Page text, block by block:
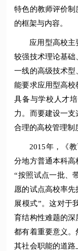
特色的教师评价制
的框架与内容。
应用型高校主
较强技术理论基础
一线的高级技术型
能要求应用型高校
具备与学校人才
力。而要建设一
合理的高校管理制
2015年，《
分地方普通本科高
“按照试点一批、
愿的试点高校率
展模式”。这对于
育结构性难题的深
都有着重要意义。
其社会职能的道路